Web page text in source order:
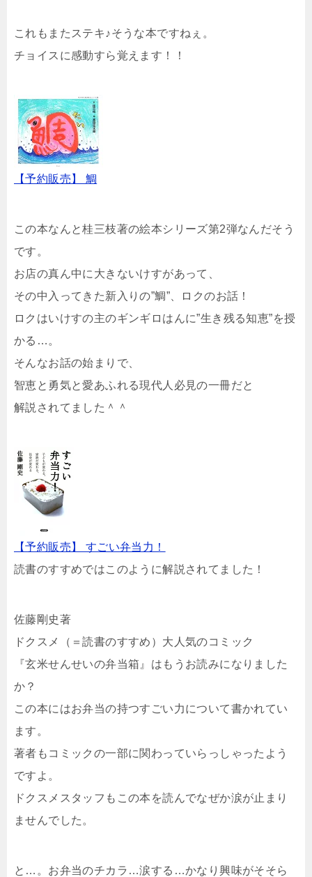
これもまたステキ♪そうな本ですねぇ。
チョイスに感動すら覚えます！！
【予約販売】 鯛
この本なんと桂三枝著の絵本シリーズ第2弾なんだそう
です。
お店の真ん中に大きないけすがあって、
その中入ってきた新入りの”鯛”、ロクのお話！
ロクはいけすの主のギンギロはんに”生き残る知恵”を授
かる…。
そんなお話の始まりで、
智恵と勇気と愛あふれる現代人必見の一冊だと
解説されてました＾＾
【予約販売】 すごい弁当力！
読書のすすめではこのように解説されてました！
佐藤剛史著
ドクスメ（＝読書のすすめ）大人気のコミック
『玄米せんせいの弁当箱』はもうお読みになりました
か？
この本にはお弁当の持つすごい力について書かれてい
ます。
著者もコミックの一部に関わっていらっしゃったよう
ですよ。
ドクスメスタッフもこの本を読んでなぜか涙が止まり
ませんでした。
と…。お弁当のチカラ…涙する…かなり興味がそそら